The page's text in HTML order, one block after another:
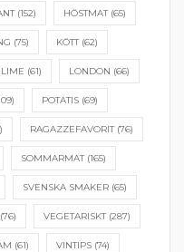
(152) HÖSTMAT(65)
(75) KÖTT(62)
LIME (61) LONDON (66)
POTATIS(69)
RAGAZZEFAVORIT(76)
SOMMARMAT(165)
SVENSKA SMAKER(65)
VEGETARISKT(287)
(61) VINTIPS (74)